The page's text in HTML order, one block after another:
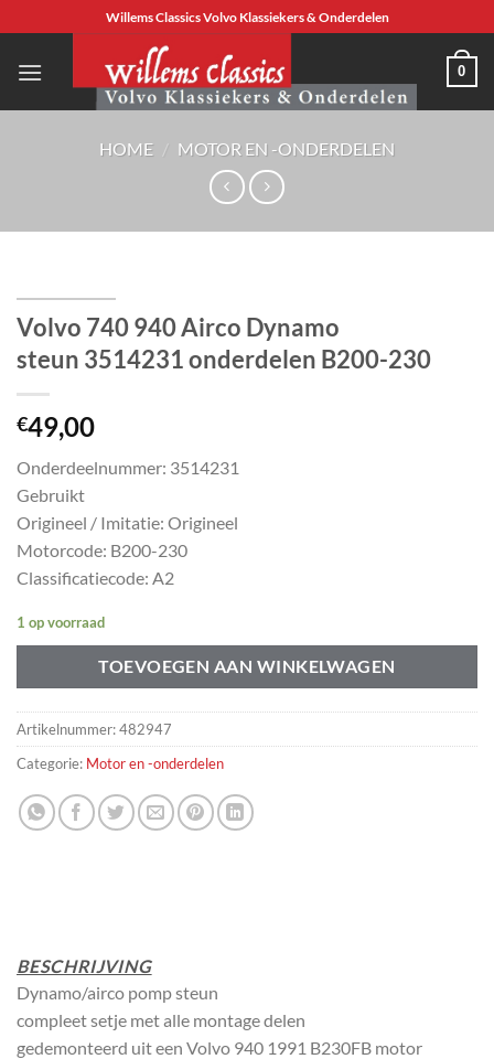
naar
inhoud
Willems Classics Volvo Klassiekers & Onderdelen
0
HOME / MOTOR EN -ONDERDELEN
Volvo 740 940 Airco Dynamo
steun 3514231 onderdelen B200-230
€49,00
Onderdeelnummer: 3514231
Gebruikt
Origineel / Imitatie: Origineel
Motorcode: B200-230
Classificatiecode: A2
1 op voorraad
TOEVOEGEN AAN WINKELWAGEN
Artikelnummer:482947
Categorie: Motor en -onderdelen
BESCHRIJVING
Dynamo/airco pomp steun
compleet setje met alle montage delen
gedemonteerd uit een Volvo 940 1991 B230FB motor